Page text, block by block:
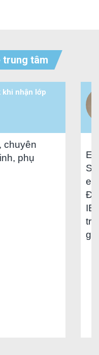
trung tâm
Học sinh
Em là sinh viên
Speaking với
em đăng ký học
Đức. Sau gần 6
IELTS 7.0 vượt
trung tâm hỗ trợ
gia sư phù hợp